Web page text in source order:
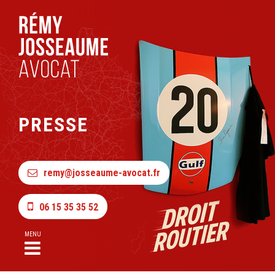
PRESSE
remy@josseaume-avocat.fr
06 15 35 35 52
MENU